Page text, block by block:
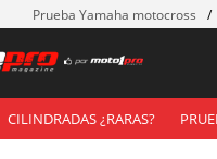
Prueba Yamaha motocross
CILINDRADAS ¿RARAS?